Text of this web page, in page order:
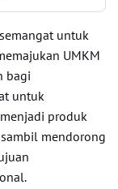
untuk
UMKM
bagi
untuk
produk
mendorong